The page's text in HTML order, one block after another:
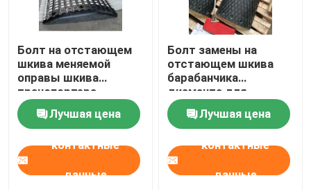
Болт на отстающем
шкива меняемой
оправы шкива
транспортера
запаздывая
керамическом
резиновом
Лучшая цена
контактные
данные
Болт замены на
отстающем шкива
барабанчика
диаманта для
ковшового
элеватора питания
печи
Лучшая цена
контактные
данные